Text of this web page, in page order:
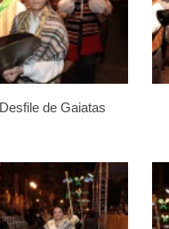
Desfile de Gaiatas